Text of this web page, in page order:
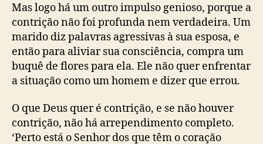
Mas logo há um outro impulso genioso, porque a
contrição não foi profunda nem verdadeira. Um
marido diz palavras agressivas à sua esposa, e
então para aliviar sua consciência, compra um
buquê de flores para ela. Ele não quer enfrentar
a situação como um homem e dizer que errou.
O que Deus quer é contrição, e se não houver
contrição, não há arrependimento completo.
‘Perto está o Senhor dos que têm o coração